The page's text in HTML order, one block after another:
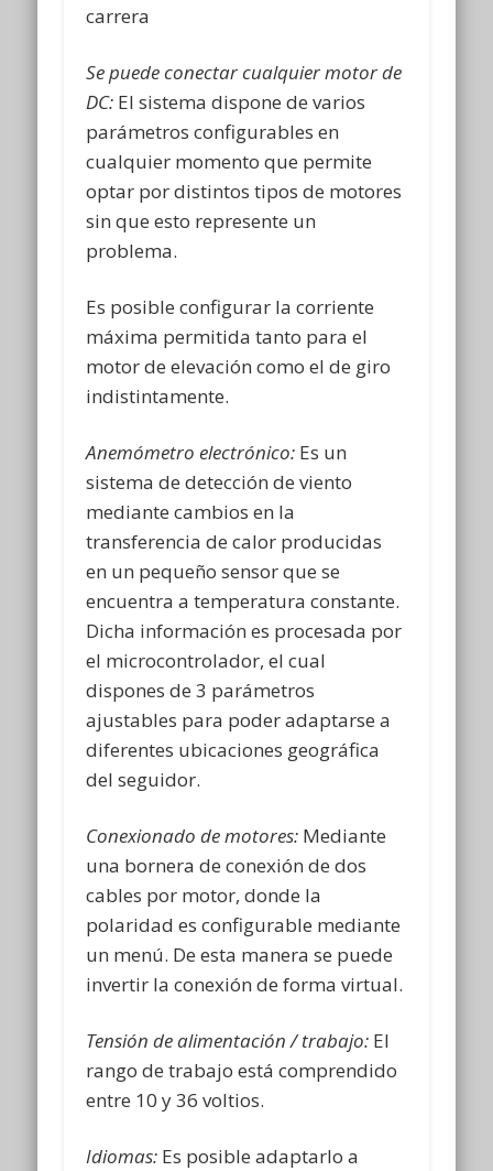
carrera
Se puede conectar cualquier motor de
DC: El sistema dispone de varios
parámetros configurables en
cualquier momento que permite
optar por distintos tipos de motores
sin que esto represente un
problema.
Es posible configurar la corriente
máxima permitida tanto para el
motor de elevación como el de giro
indistintamente.
Anemómetro electrónico: Es un
sistema de detección de viento
mediante cambios en la
transferencia de calor producidas
en un pequeño sensor que se
encuentra a temperatura constante.
Dicha información es procesada por
el microcontrolador, el cual
dispones de 3 parámetros
ajustables para poder adaptarse a
diferentes ubicaciones geográfica
del seguidor.
Conexionado de motores: Mediante
una bornera de conexión de dos
cables por motor, donde la
polaridad es configurable mediante
un menú. De esta manera se puede
invertir la conexión de forma virtual.
Tensión de alimentación / trabajo: El
rango de trabajo está comprendido
entre 10 y 36 voltios.
Idiomas: Es posible adaptarlo a